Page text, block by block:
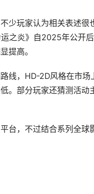
少玩家认为相关表述很
之炎》自2025年公开
提高。
线，HD-2D风格在市
。部分玩家还猜测活动
台，不过结合系列全球